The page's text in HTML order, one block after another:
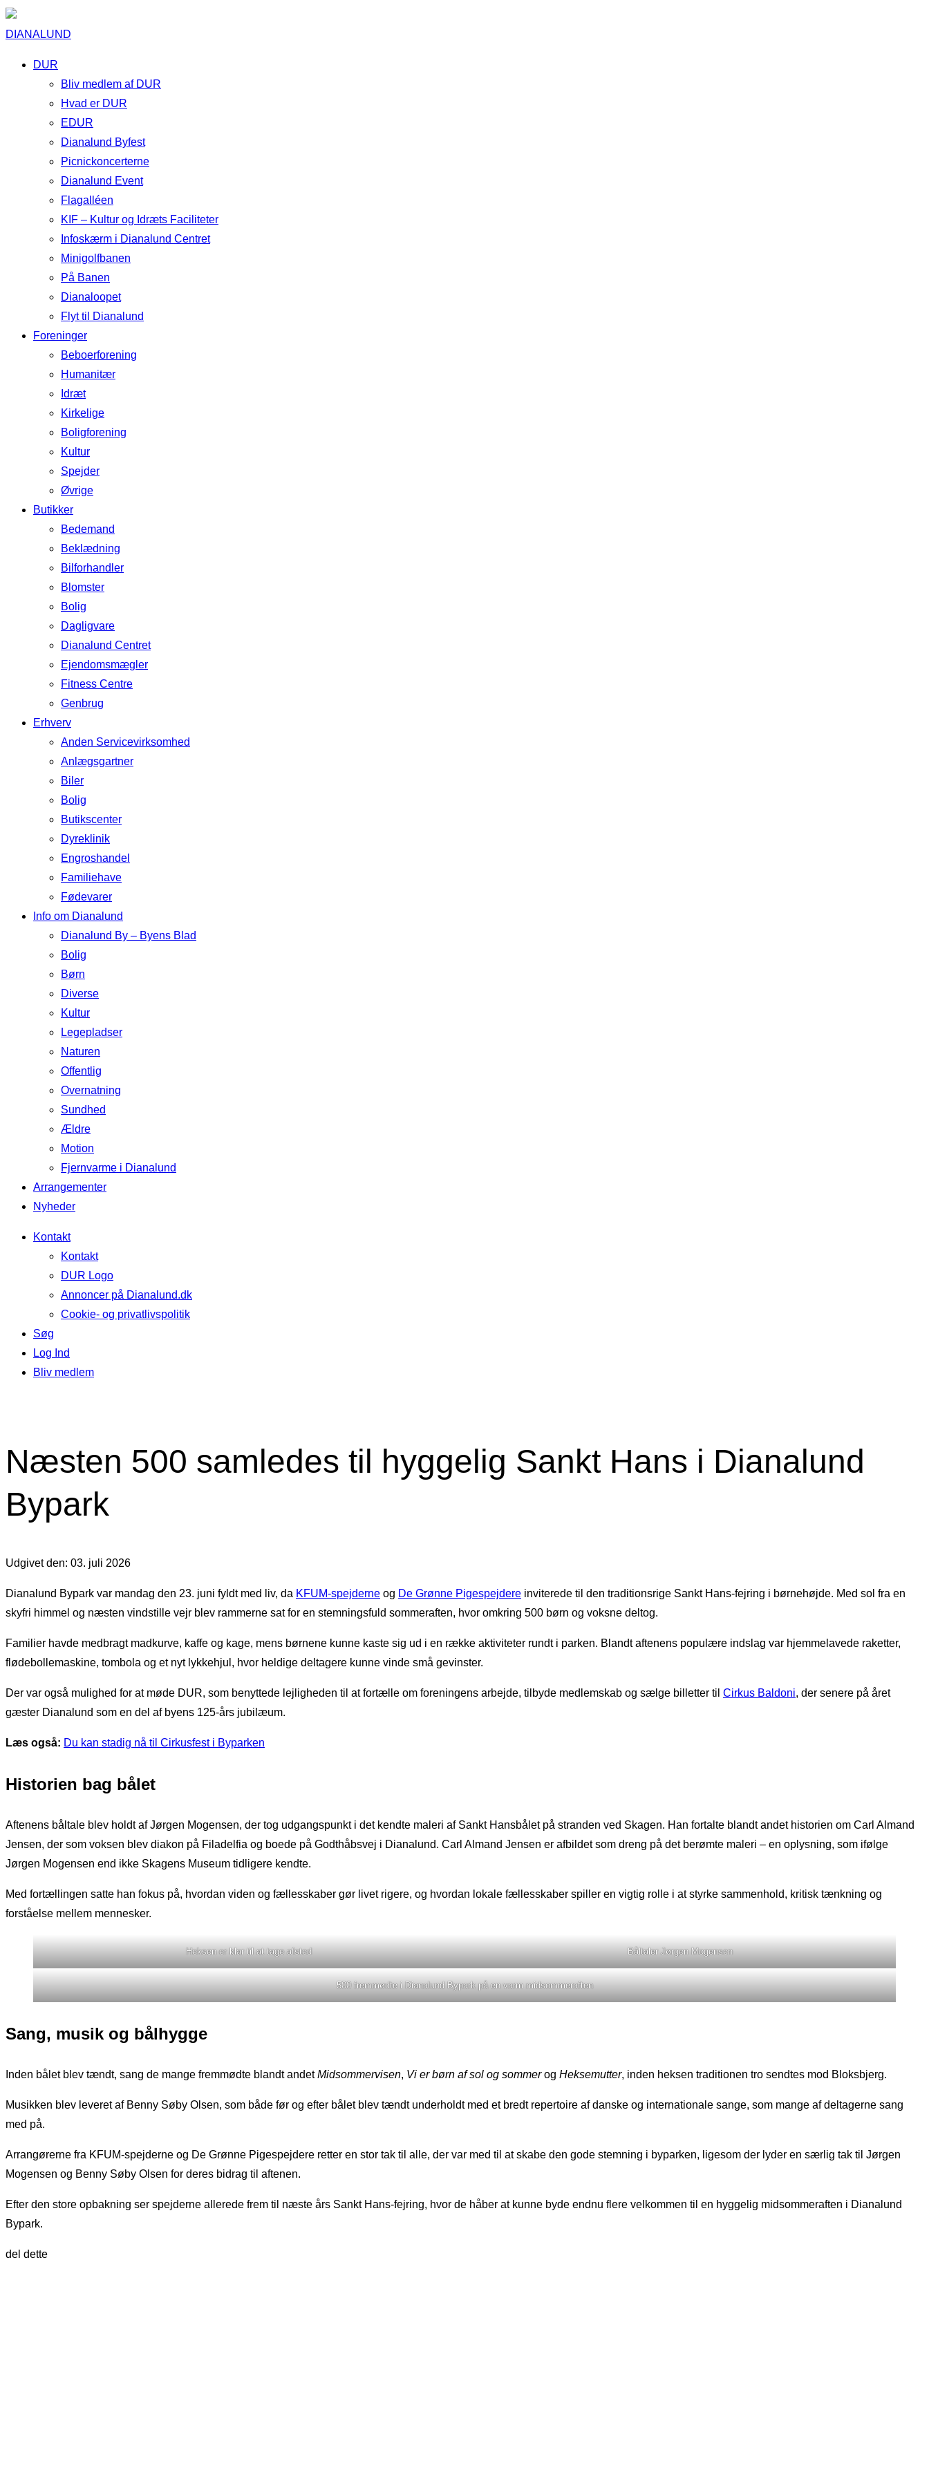
DIANALUND
DUR
Bliv medlem af DUR
Hvad er DUR
EDUR
Dianalund Byfest
Picnickoncerterne
Dianalund Event
Flagalléen
KIF – Kultur og Idræts Faciliteter
Infoskærm i Dianalund Centret
Minigolfbanen
På Banen
Dianaloopet
Flyt til Dianalund
Foreninger
Beboerforening
Humanitær
Idræt
Kirkelige
Boligforening
Kultur
Spejder
Øvrige
Butikker
Bedemand
Beklædning
Bilforhandler
Blomster
Bolig
Dagligvare
Dianalund Centret
Ejendomsmægler
Fitness Centre
Genbrug
Erhverv
Anden Servicevirksomhed
Anlægsgartner
Biler
Bolig
Butikscenter
Dyreklinik
Engroshandel
Familiehave
Fødevarer
Info om Dianalund
Dianalund By – Byens Blad
Bolig
Børn
Diverse
Kultur
Legepladser
Naturen
Offentlig
Overnatning
Sundhed
Ældre
Motion
Fjernvarme i Dianalund
Arrangementer
Nyheder
Kontakt
Kontakt
DUR Logo
Annoncer på Dianalund.dk
Cookie- og privatlivspolitik
Søg
Log Ind
Bliv medlem
Næsten 500 samledes til hyggelig Sankt Hans i Dianalund
Bypark
Udgivet den: 03. juli 2026
Dianalund Bypark var mandag den 23. juni fyldt med liv, da KFUM-spejderne og De Grønne Pigespejdere inviterede til den traditionsrige Sankt Hans-fejring i børnehøjde. Med sol fra en
skyfri himmel og næsten vindstille vejr blev rammerne sat for en stemningsfuld sommeraften, hvor omkring 500 børn og voksne deltog.
Familier havde medbragt madkurve, kaffe og kage, mens børnene kunne kaste sig ud i en række aktiviteter rundt i parken. Blandt aftenens populære indslag var hjemmelavede raketter,
flødebollemaskine, tombola og et nyt lykkehjul, hvor heldige deltagere kunne vinde små gevinster.
Der var også mulighed for at møde DUR, som benyttede lejligheden til at fortælle om foreningens arbejde, tilbyde medlemskab og sælge billetter til Cirkus Baldoni, der senere på året
gæster Dianalund som en del af byens 125-års jubilæum.
Læs også: Du kan stadig nå til Cirkusfest i Byparken
Historien bag bålet
Aftenens båltale blev holdt af Jørgen Mogensen, der tog udgangspunkt i det kendte maleri af Sankt Hansbålet på stranden ved Skagen. Han fortalte blandt andet historien om Carl Almand
Jensen, der som voksen blev diakon på Filadelfia og boede på Godthåbsvej i Dianalund. Carl Almand Jensen er afbildet som dreng på det berømte maleri – en oplysning, som ifølge
Jørgen Mogensen end ikke Skagens Museum tidligere kendte.
Med fortællingen satte han fokus på, hvordan viden og fællesskaber gør livet rigere, og hvordan lokale fællesskaber spiller en vigtig rolle i at styrke sammenhold, kritisk tænkning og
forståelse mellem mennesker.
Heksen er klar til at tage afsted Båltaler Jørgen Mogensen
500 fremmødte i Dianalund Bypark på en varm midsommeraften
Sang, musik og bålhygge
Inden bålet blev tændt, sang de mange fremmødte blandt andetMidsommervisen, Vi er børn af sol og sommerog Heksemutter, inden heksen traditionen tro sendtes mod Bloksbjerg.
Musikken blev leveret af Benny Søby Olsen, som både før og efter bålet blev tændt underholdt med et bredt repertoire af danske og internationale sange, som mange af deltagerne sang
med på.
Arrangørerne fra KFUM-spejderne og De Grønne Pigespejdere retter en stor tak til alle, der var med til at skabe den gode stemning i byparken, ligesom der lyder en særlig tak til Jørgen
Mogensen og Benny Søby Olsen for deres bidrag til aftenen.
Efter den store opbakning ser spejderne allerede frem til næste års Sankt Hans-fejring, hvor de håber at kunne byde endnu flere velkommen til en hyggelig midsommeraften i Dianalund
Bypark.
del dette